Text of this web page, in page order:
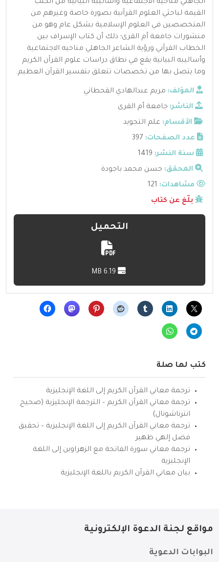
الجاهلي مناحيه الاجتماعية وأساليبه البيانية من الكتب
القيمة لباحثي العلوم القرآنية بصورة خاصة وغيرهم من
المتخصصين في العلوم الإسلامية بشكل عام وهو من
منشورات جامعة أم القرى؛ ذلك أن كتاب الإسراف بين
الخطاب القرآني ورؤية الشاعر الجاهلي مناحيه الاجتماعية
وأساليبه البيانية يقع في نطاق دراسات علوم القرآن الكريم
وما يتصل بها من تخصصات تتعلق بتفسير القرآن العظيم.
المؤلف: مريم عبدالهادي القحطاني
الناشر: جامعة أم القرى
الأقسام: علم التجويد
عدد الصفحات: 397
سنة النشر: 1419
المحقق: حسن محمد باجودة
مشاهدات:
بلّغ عن كتاب
التحميل
كتب لها صلة
ترجمة معاني القرآن الكريم إلى اللغة الإنجليزية
ترجمة معاني القرآن الكريم – الترجمة الإنجليزية (صحيح
انترناشونال)
ترجمة معاني القرآن الكريم إلى اللغة الإنجليزية – تحقيق
فضل إلهي ظهير
ترجمة معاني سورة الفاتحة مع الزهراوين إلى اللغة
الإنجليزية
بيان معاني القرآن الكريم باللغة الإنجليزية
مواقع لجنة الدعوة الإلكترونية
البوابات الدعوية